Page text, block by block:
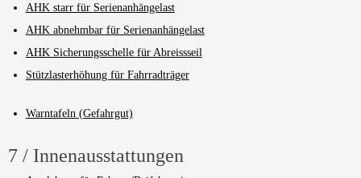
AHK starr für Serienanhängelast
AHK abnehmbar für Serienanhängelast
AHK Sicherungsschelle für Abreissseil
Stützlasterhöhung für Fahrradträger
Warntafeln (Gefahrgut)
7 / Innenausstattungen